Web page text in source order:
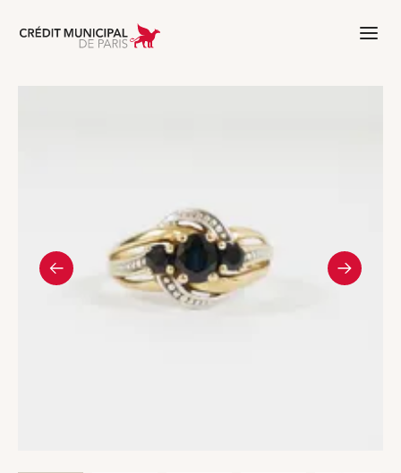
Aller à l'accueil de Crédit Municipal